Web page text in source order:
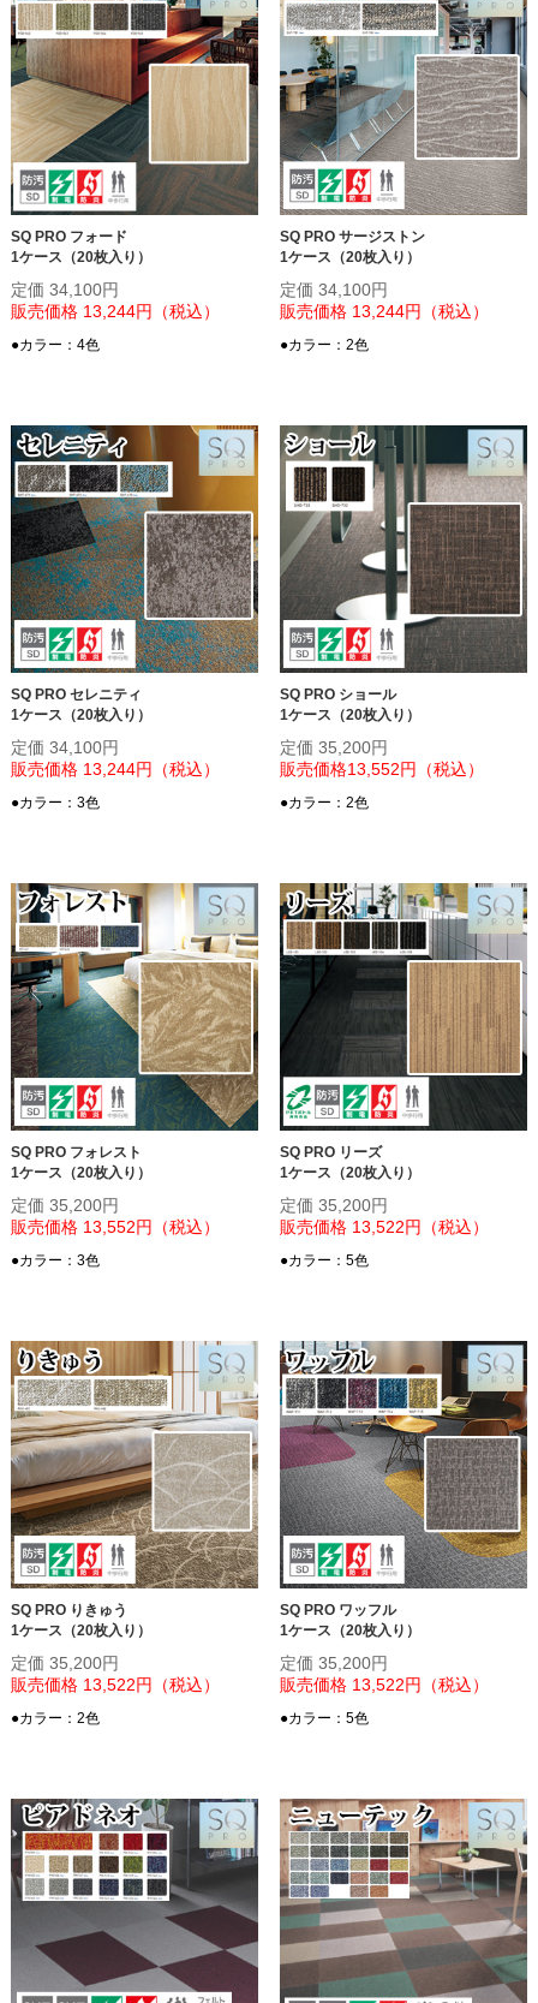
SQ PRO フォード
1ケース（20枚入り）
定価 34,100円
販売価格 13,244円（税込）
●カラー：4色
SQ PRO サージストン
1ケース（20枚入り）
定価 34,100円
販売価格 13,244円（税込）
●カラー：2色
SQ PRO セレニティ
1ケース（20枚入り）
定価 34,100円
販売価格 13,244円（税込）
●カラー：3色
SQ PRO ショール
1ケース（20枚入り）
定価 35,200円
販売価格13,552円（税込）
●カラー：2色
SQ PRO フォレスト
1ケース（20枚入り）
定価 35,200円
販売価格 13,552円（税込）
●カラー：3色
SQ PRO リーズ
1ケース（20枚入り）
定価 35,200円
販売価格 13,522円（税込）
●カラー：5色
SQ PRO りきゅう
1ケース（20枚入り）
定価 35,200円
販売価格 13,522円（税込）
●カラー：2色
SQ PRO ワッフル
1ケース（20枚入り）
定価 35,200円
販売価格 13,522円（税込）
●カラー：5色